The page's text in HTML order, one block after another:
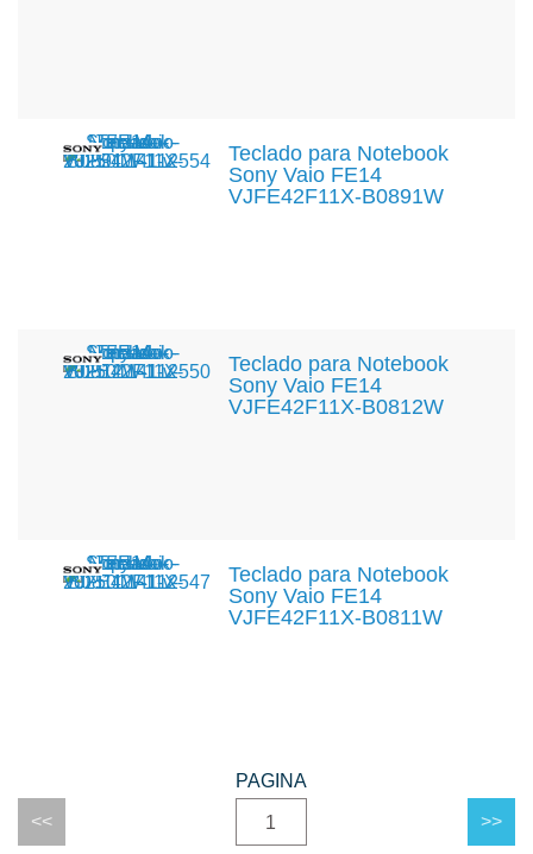
Teclado para Notebook
Sony Vaio FE14
VJFE42F11X-B0891W
Teclado para Notebook
Sony Vaio FE14
VJFE42F11X-B0812W
Teclado para Notebook
Sony Vaio FE14
VJFE42F11X-B0811W
1